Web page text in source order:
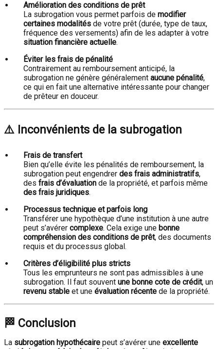
Amélioration des conditions de prêt
La subrogation vous permet parfois de modifier
certaines modalités de votre prêt (durée, type de taux,
fréquence des versements) afin de les adapter à votre
situation financière actuelle.
Éviter les frais de pénalité
Contrairement au remboursement anticipé, la
subrogation ne génère généralement aucune pénalité,
ce qui en fait une alternative intéressante pour changer
de prêteur en douceur.
⚠️ Inconvénients de la subrogation
Frais de transfert
Bien qu’elle évite les pénalités de remboursement, la
subrogation peut engendrer des frais administratifs,
des frais d’évaluation de la propriété, et parfois même
des frais juridiques.
Processus technique et parfois long
Transférer une hypothèque d’une institution à une autre
peut s’avérer complexe. Cela exige une bonne
compréhension des conditions de prêt, des documents
requis et du processus global.
Critères d’éligibilité plus stricts
Tous les emprunteurs ne sont pas admissibles à une
subrogation. Il faut souvent une bonne cote de crédit, un
revenu stable et une évaluation récente de la propriété.
🏁 Conclusion
La subrogation hypothécaire peut s’avérer une excellente